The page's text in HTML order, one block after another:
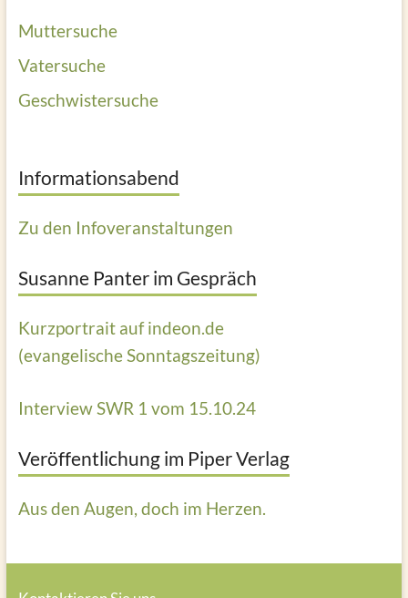
Muttersuche
Vatersuche
Geschwistersuche
Informationsabend
Zu den Infoveranstaltungen
Susanne Panter im Gespräch
Kurzportrait auf indeon.de
(evangelische Sonntagszeitung)
Interview SWR 1 vom 15.10.24
Veröffentlichung im Piper Verlag
Aus den Augen, doch im Herzen.